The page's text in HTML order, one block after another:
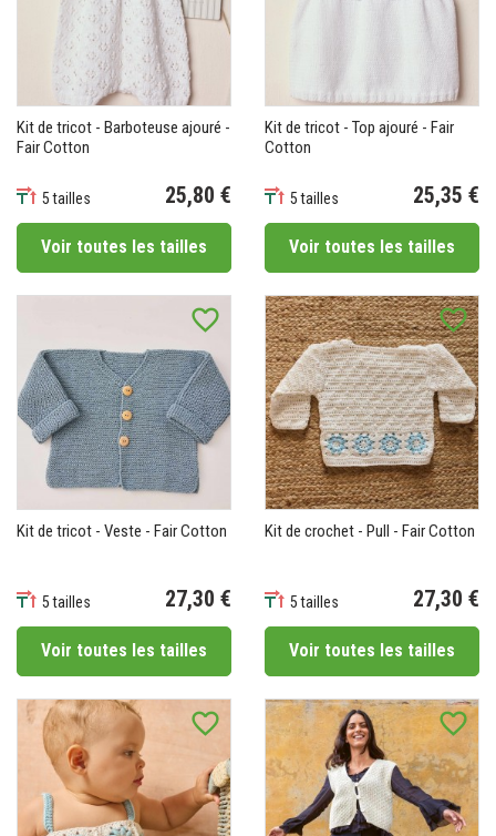
Kit de tricot - Barboteuse ajouré -
Fair Cotton
5 tailles 25,80 €
Voir toutes les tailles
Kit de tricot - Top ajouré - Fair
Cotton
5 tailles 25,35 €
Voir toutes les tailles
favorite_border
Kit de tricot - Veste - Fair Cotton
5 tailles 27,30 €
Voir toutes les tailles
favorite_border
Kit de crochet - Pull - Fair Cotton
5 tailles 27,30 €
Voir toutes les tailles
favorite_border favorite_border